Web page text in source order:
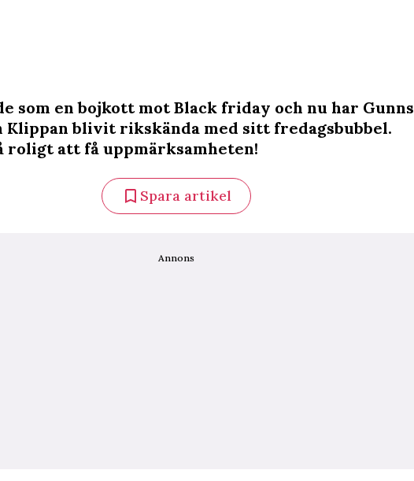
som en bojkott mot Black friday och nu har Gunns
Klippan blivit rikskända med sitt fredagsbubbel.
roligt att få uppmärksamheten!
Spara artikel
Annons